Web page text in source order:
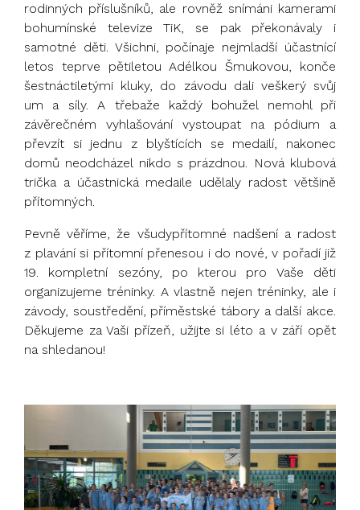
rodinných příslušníků, ale rovněž snímáni kamerami
bohumínské televize TiK, se pak překonávaly i
samotné děti. Všichni, počínaje nejmladší účastnící
letos teprve pětiletou Adélkou Šmukovou, konče
šestnáctiletými kluky, do závodu dali veškerý svůj
um a síly. A třebaže každý bohužel nemohl při
závěrečném vyhlašování vystoupat na pódium a
převzít si jednu z blyštících se medailí, nakonec
domů neodcházel nikdo s prázdnou. Nová klubová
trička a účastnická medaile udělaly radost většině
přítomných.
Pevně věříme, že všudypřítomné nadšení a radost
z plavání si přítomní přenesou i do nové, v pořadí již
19. kompletní sezóny, po kterou pro Vaše děti
organizujeme tréninky. A vlastně nejen tréninky, ale i
závody, soustředění, příměstské tábory a další akce.
Děkujeme za Vaši přízeň, užijte si léto a v září opět
na shledanou!